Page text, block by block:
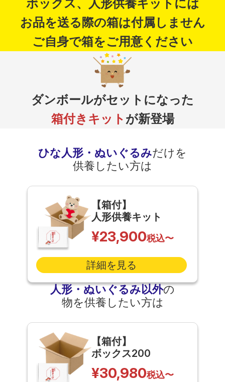
ボックス、人形供養キットには
お品を送る際の箱は付属しません
ご自身で箱をご用意ください
ダンボールがセットになった
箱付きキット が新登場
ひな人形・ぬいぐるみだけを
供養したい方は
【箱付】
人形供養キット
¥23,900税込〜
詳細を見る
人形・ぬいぐるみ以外の
物を供養したい方は
【箱付】
ボックス200
¥30,980税込〜